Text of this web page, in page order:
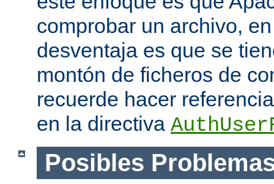
comprobar un archivo,
desventaja es que se
montón de ficheros de
recuerde hacer
en la directiva
Posibles